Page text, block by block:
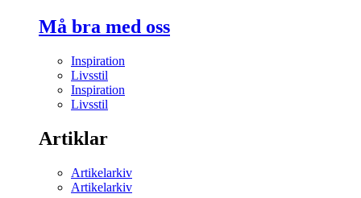
Må bra med oss
Inspiration
Livsstil
Inspiration
Livsstil
Artiklar
Artikelarkiv
Artikelarkiv